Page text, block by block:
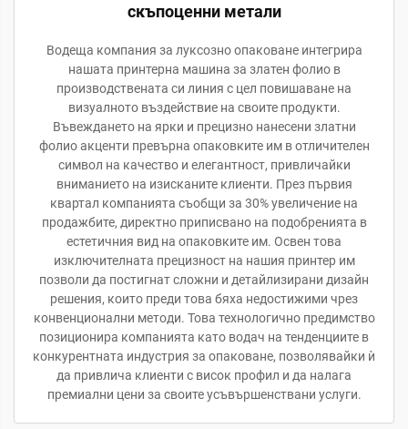
скъпоценни метали
Водеща компания за луксозно опаковане интегрира
нашата принтерна машина за златен фолио в
производствената си линия с цел повишаване на
визуалното въздействие на своите продукти.
Въвеждането на ярки и прецизно нанесени златни
фолио акценти превърна опаковките им в отличителен
символ на качество и елегантност, привличайки
вниманието на изисканите клиенти. През първия
квартал компанията съобщи за 30% увеличение на
продажбите, директно приписвано на подобренията в
естетичния вид на опаковките им. Освен това
изключителната прецизност на нашия принтер им
позволи да постигнат сложни и детайлизирани дизайн
решения, които преди това бяха недостижими чрез
конвенционални методи. Това технологично предимство
позиционира компанията като водач на тенденциите в
конкурентната индустрия за опаковане, позволявайки ѝ
да привлича клиенти с висок профил и да налага
премиални цени за своите усъвършенствани услуги.